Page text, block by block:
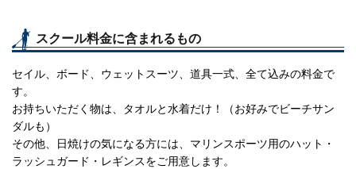
スクール料金に含まれるもの
セイル、ボード、ウェットスーツ、道具一式、全て込みの料金で
す。
お持ちいただく物は、タオルと水着だけ！（お好みでビーチサン
ダルも）
その他、日焼けの気になる方には、マリンスポーツ用のハット・
ラッシュガード・レギンスをご用意します。